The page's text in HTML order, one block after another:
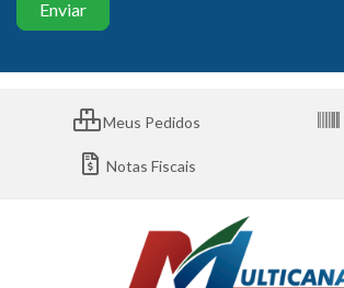
Meus Pedidos
Notas Fiscais